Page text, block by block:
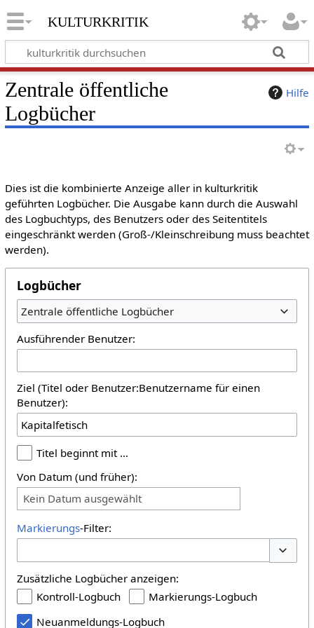
kulturkritik
Hilfe
Zentrale öffentliche
Logbücher
Dies ist die kombinierte Anzeige aller in kulturkritik
geführten Logbücher. Die Ausgabe kann durch die Auswahl
des Logbuchtyps, des Benutzers oder des Seitentitels
eingeschränkt werden (Groß-/Kleinschreibung muss beachtet
werden).
Logbücher
Zentrale öffentliche Logbücher
Ausführender Benutzer:
Ziel (Titel oder Benutzer:Benutzername für einen
Benutzer):
Titel beginnt mit …
Von Datum (und früher):
Kein Datum ausgewählt
Markierungs-Filter:
Zusätzliche Logbücher anzeigen:
Kontroll-Logbuch
Markierungs-Logbuch
Neuanmeldungs-Logbuch